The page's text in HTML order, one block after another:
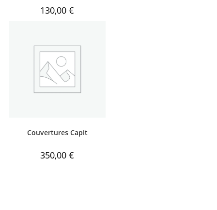
130,00€
Couvertures Capit
350,00€